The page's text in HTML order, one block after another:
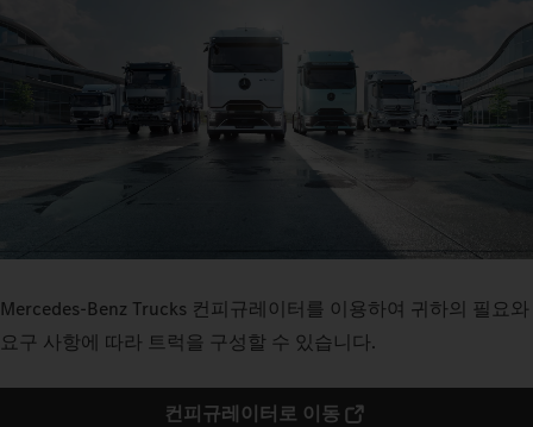
Mercedes‑Benz Trucks 컨피규레이터를 이용하여 귀하의 필요와
요구 사항에 따라 트럭을 구성할 수 있습니다.
컨피규레이터로 이동